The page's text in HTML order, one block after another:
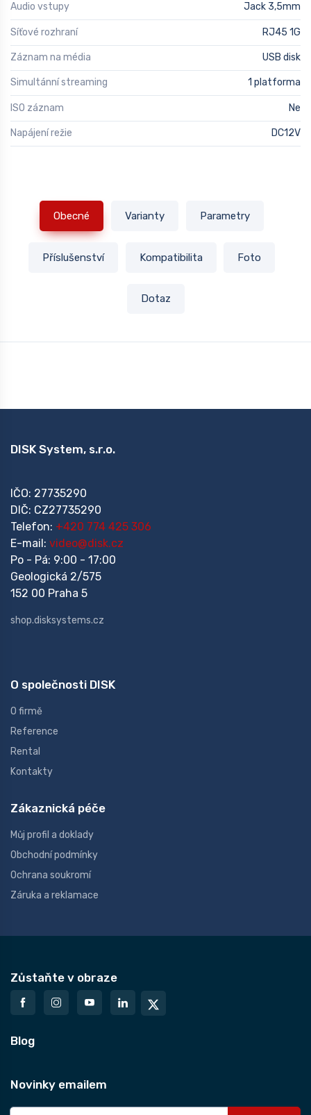
Audio vstupy Jack 3,5mm
Síťové rozhraní RJ45 1G
Záznam na média USB disk
Simultánní streaming 1 platforma
ISO záznam Ne
Napájení režie DC12V
Obecné Varianty Parametry
Příslušenství Kompatibilita Foto
Dotaz
DISK System, s.r.o.
IČO: 27735290
DIČ: CZ27735290
Telefon: +420 774 425 306
E-mail: video@disk.cz
Po - Pá: 9:00 - 17:00
Geologická 2/575
152 00 Praha 5
shop.disksystems.cz
O společnosti DISK
O firmě
Reference
Rental
Kontakty
Zákaznická péče
Můj profil a doklady
Obchodní podmínky
Ochrana soukromí
Záruka a reklamace
Zůstaňte v obraze
Blog
Novinky emailem